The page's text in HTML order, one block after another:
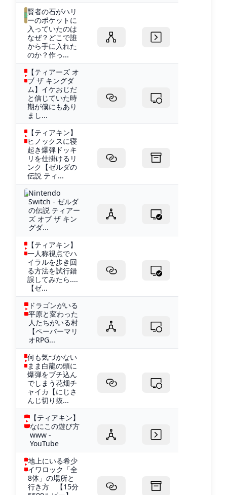
賢者の石がハリ
ーのポケットに
入っていたのは
なぜ？どこで誰
から手に入れた
のか？作っ...
【ティアーズ オ
ブ ザ キングダ
ム】イケおじだ
と信じていた時
期が僕にもあり
まし...
【ティアキン】
ヒノックスに寝
起き爆弾ドッキ
リを仕掛けるリ
ンク【ゼルダの
伝説 ティ...
Nintendo
Switch - ゼルダ
の伝説 ティアー
ズ オブ ザ キン
グダ...
【ティアキン】
一人称視点でハ
イラルを歩き回
る方法を試行錯
誤してみたら....
【ゼ...
ドラゴンがいる
平原と変わった
人たちがいる村
【ペーパーマリ
オRPG...
何も気づかない
まま白龍の頭に
爆弾をブチ込ん
でしまう花畑チ
ャイカ【にじさ
んじ切り抜...
【ティアキン】
なにこの遊び方
www -
YouTube
地上にいる希少
イワロック「全
8体」の場所と
行き方 【15分